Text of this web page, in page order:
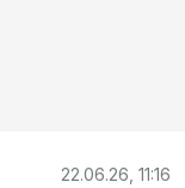
22.06.26, 11:16